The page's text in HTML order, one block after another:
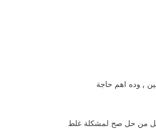
, وده اهم حاجة
من حل صح لمشكلة غلط